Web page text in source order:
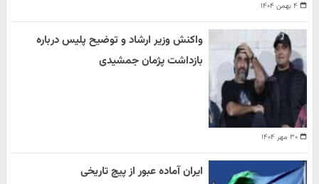
۴ بهمن ۱۴۰۴
۳۰ مهر ۱۴۰۴
واکنش وزیر ارشاد و توضیح پلیس درباره
بازداشت پژمان جمشیدی
ایران آماده عبور از پیچ تاریخی